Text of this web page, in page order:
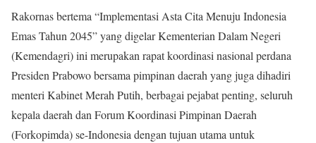
Rakornas bertema “Implementasi Asta Cita Menuju Indonesia
Emas Tahun 2045” yang digelar Kementerian Dalam Negeri
(Kemendagri) ini merupakan rapat koordinasi nasional perdana
Presiden Prabowo bersama pimpinan daerah yang juga dihadiri
menteri Kabinet Merah Putih, berbagai pejabat penting, seluruh
kepala daerah dan Forum Koordinasi Pimpinan Daerah
(Forkopimda) se-Indonesia dengan tujuan utama untuk